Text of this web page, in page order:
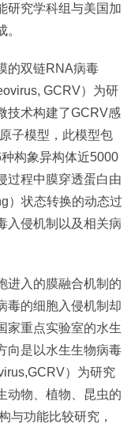
研究学科组与美国加
的双链RNA病毒
GCRV）为研
技术构建了GCRV感
子模型，此模型包
构象异构体近5000
过程中膜穿透蛋白由
）状态转换的动态过
入侵机制以及相关病
进入的膜融合机制的
毒的细胞入侵机制却
家重点实验室的水生
向是以水生生物病毒
）为研究
动物、植物、昆虫的
与功能比较研究，